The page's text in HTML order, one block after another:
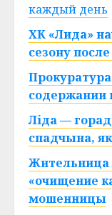
каждый день
ХК «Лида»
сезону
содержании
Ліда — горад
спадчына,
Жительница
«очищение
мошенницы